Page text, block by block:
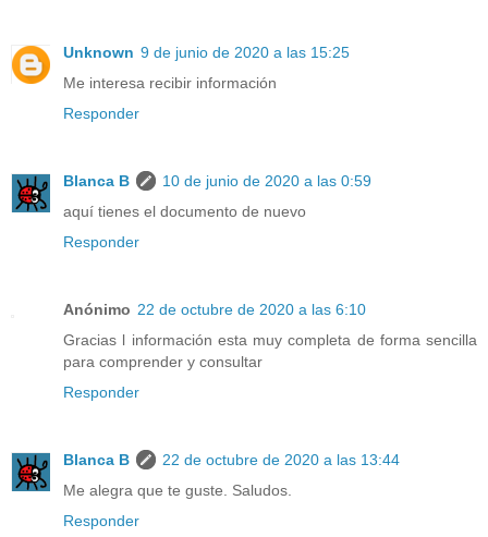
Unknown 9 de junio de 2020 a las 15:25
Me interesa recibir información
Responder
Blanca B
10 de junio de 2020 a las 0:59
aquí tienes el documento de nuevo
Responder
Anónimo 22 de octubre de 2020 a las 6:10
Gracias l información esta muy completa de forma sencilla
para comprender y consultar
Responder
Blanca B
22 de octubre de 2020 a las 13:44
Me alegra que te guste. Saludos.
Responder